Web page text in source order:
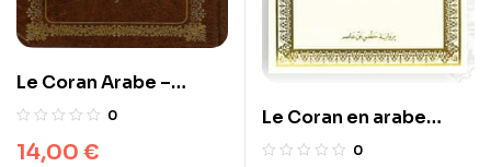
Le Coran Arabe –
Français
0
14,00 €
Le Coran en arabe
(lecture Hafs)القرآن
0